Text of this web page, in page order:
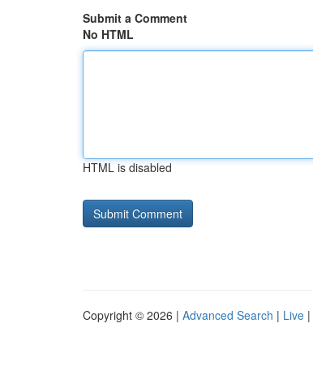
Submit a Comment
No HTML
HTML is disabled
Copyright © 2026 | Advanced Search | Live |